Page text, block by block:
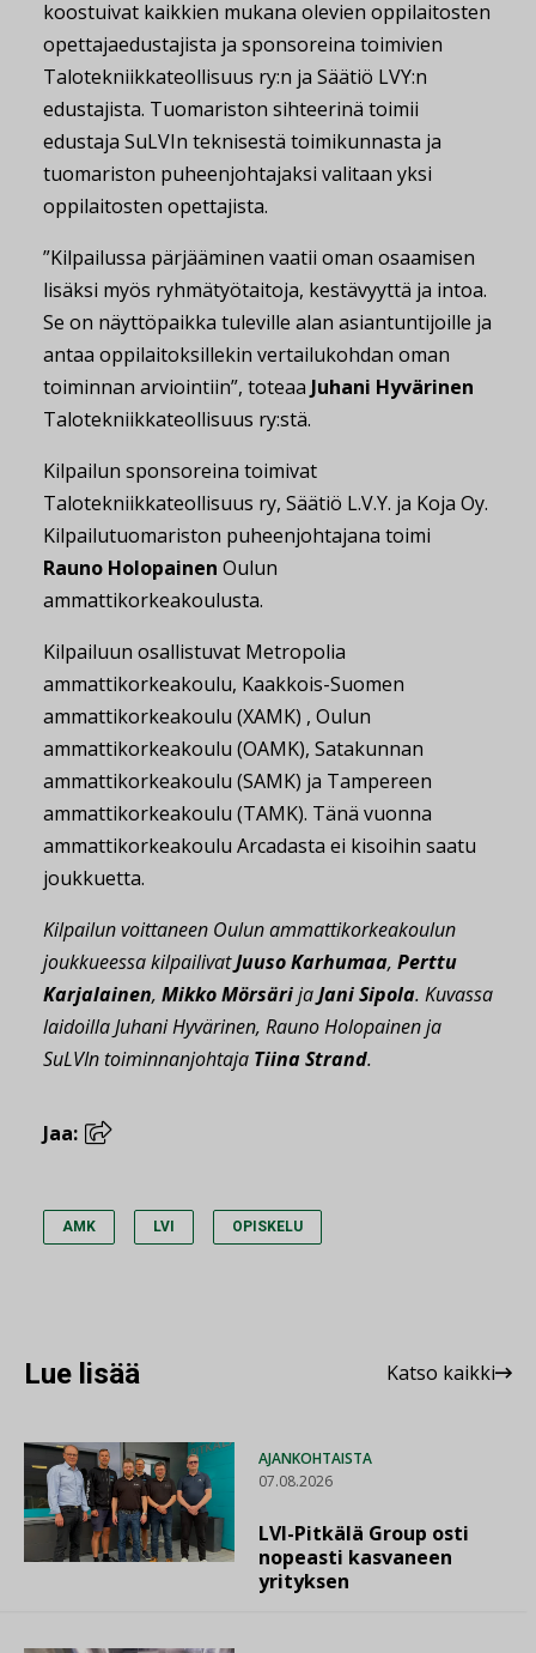
koostuivat kaikkien mukana olevien oppilaitosten
opettajaedustajista ja sponsoreina toimivien
Talotekniikkateollisuus ry:n ja Säätiö LVY:n
edustajista. Tuomariston sihteerinä toimii
edustaja SuLVIn teknisestä toimikunnasta ja
tuomariston puheenjohtajaksi valitaan yksi
oppilaitosten opettajista.
”Kilpailussa pärjääminen vaatii oman osaamisen
lisäksi myös ryhmätyötaitoja, kestävyyttä ja intoa.
Se on näyttöpaikka tuleville alan asiantuntijoille ja
antaa oppilaitoksillekin vertailukohdan oman
toiminnan arviointiin”, toteaa Juhani Hyvärinen
Talotekniikkateollisuus ry:stä.
Kilpailun sponsoreina toimivat
Talotekniikkateollisuus ry, Säätiö L.V.Y. ja Koja Oy.
Kilpailutuomariston puheenjohtajana toimi
Rauno Holopainen Oulun
ammattikorkeakoulusta.
Kilpailuun osallistuvat Metropolia
ammattikorkeakoulu, Kaakkois-Suomen
ammattikorkeakoulu (XAMK) , Oulun
ammattikorkeakoulu (OAMK), Satakunnan
ammattikorkeakoulu (SAMK) ja Tampereen
ammattikorkeakoulu (TAMK). Tänä vuonna
ammattikorkeakoulu Arcadasta ei kisoihin saatu
joukkuetta.
Kilpailun voittaneen Oulun ammattikorkeakoulun
joukkueessa kilpailivatJuuso Karhumaa, Perttu
Karjalainen, Mikko MörsärijaJani Sipola. Kuvassa
laidoilla Juhani Hyvärinen, Rauno Holopainen ja
SuLVIn toiminnanjohtaja Tiina Strand.
Jaa:
AMK LVI OPISKELU
Lue lisää Katso kaikki
AJANKOHTAISTA
07.08.2026
LVI-Pitkälä Group osti
nopeasti kasvaneen
yrityksen